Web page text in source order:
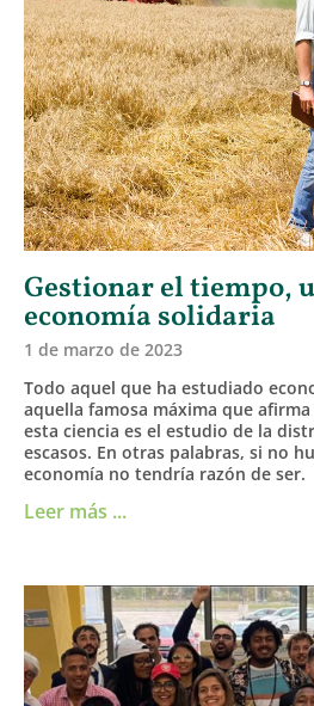
Gestionar el tiempo,
economía solidaria
1 de marzo de 2023
Todo aquel que ha estudiado
aquella famosa máxima que
esta ciencia es el estudio de la
escasos. En otras palabras, si no
economía no tendría razón de ser.
Leer más ...